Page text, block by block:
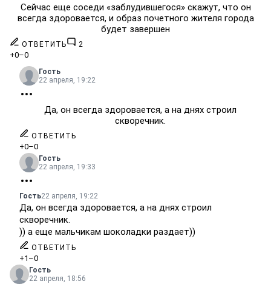
Сейчас еще соседи «заблудившегося» скажут, что он
всегда здоровается, и образ почетного жителя города
будет завершен
ОТВЕТИТЬ 2
+0–0
Гость
22 апреля, 19:22
Да, он всегда здоровается, а на днях строил
скворечник.
ОТВЕТИТЬ
+0–0
Гость
22 апреля, 19:33
Гость22 апреля, 19:22
Да, он всегда здоровается, а на днях строил
скворечник.
)) а еще мальчикам шоколадки раздает))
ОТВЕТИТЬ
+1 –0
Гость
22 апреля, 18:56